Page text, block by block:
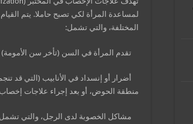
لمساعدة المرأة لكي تصبح حاملا. يتم
المختلفة، والتي تشمل:
تقدم المرأة في السن (تأخر سن الأمومة)
أضرار أو إنسداد في الأنابيب (التي قد
منطقة الحوض، أو بعد إجراء علاجات
مشاكل الخصوبة لدى الرجل، والتي تشمل